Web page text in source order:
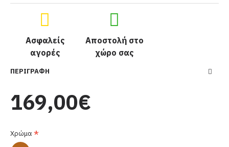
Ασφαλείς
αγορές
Αποστολή στο
χώρο σας
ΠΕΡΙΓΡΑΦΉ
169,00€
Χρώμα